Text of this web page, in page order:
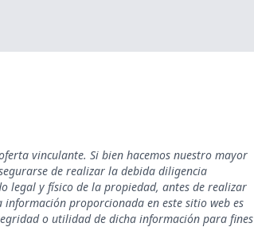
vinculante. Si bien hacemos nuestro mayor
de realizar la debida diligencia
legal y físico de la propiedad, antes de realizar
proporcionada en este sitio web es
o utilidad de dicha información para fines